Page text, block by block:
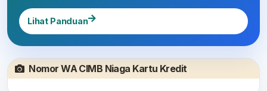
Lihat Panduan
Nomor WA CIMB Niaga Kartu Kredit